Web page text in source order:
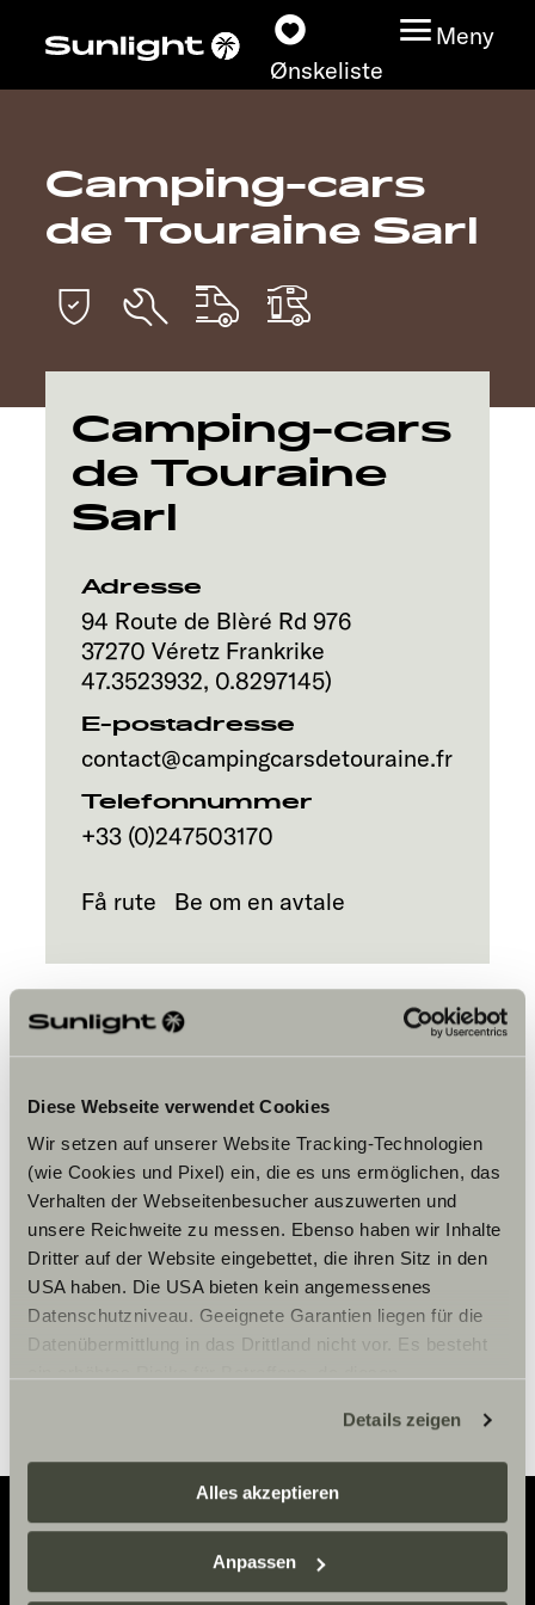
Diese Webseite verwendet Cookies
Wir setzen auf unserer Website Tracking-Technologien
(wie Cookies und Pixel) ein, die es uns ermöglichen, das
Verhalten der Webseitenbesucher auszuwerten und
unsere Reichweite zu messen. Ebenso haben wir Inhalte
Dritter auf der Website eingebettet, die ihren Sitz in den
USA haben. Die USA bieten kein angemessenes
Datenschutzniveau. Geeignete Garantien liegen für die
Datenübermittlung in das Drittland nicht vor. Es besteht
zustehen. Eingesetzte Dienstleister können Daten für
eigene Zwecke verarbeiten und mit anderen Daten
zusammenführen. Weitere Informationen finden Sie hier:
Datenschutzerklärung
einzelne Cookies/Dienste in den Einstellungen aus,
Details zeigen
Alles akzeptieren
Anpassen
Ønskeliste
Meny
Modeller
Finn din Sunlight
Oppdage
Service
Camping-cars
de Touraine Sarl
Camping-cars
de Touraine
Sarl
Adresse
94 Route de Blèré Rd 976
37270 Véretz Frankrike
47.3523932, 0.8297145)
E-postadresse
contact@campingcarsdetouraine.fr
Telefonnummer
+33 (0)247503170
Få rute Be om en avtale
markedsføringscookies for å se
innholdet.
Innstillinger for cookies
Adventure